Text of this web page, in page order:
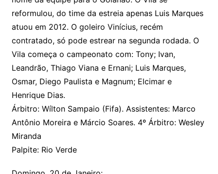
reformulou, do time da estreia apenas Luis Marques
atuou em 2012. O goleiro Vinícius, recém
contratado, só pode estrear na segunda rodada. O
Vila começa o campeonato com: Tony; Ivan,
Leandrão, Thiago Viana e Ernani; Luis Marques,
Osmar, Diego Paulista e Magnum; Elcimar e
Henrique Dias.
Árbitro: Wílton Sampaio (Fifa). Assistentes: Marco
Antônio Moreira e Márcio Soares. 4º Árbitro: Wesley
Miranda
Palpite: Rio Verde